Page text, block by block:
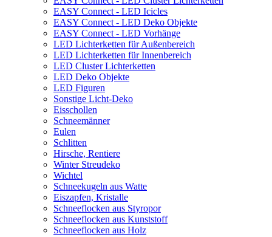
EASY Connect - LED Icicles
EASY Connect - LED Deko Objekte
EASY Connect - LED Vorhänge
LED Lichterketten für Außenbereich
LED Lichterketten für Innenbereich
LED Cluster Lichterketten
LED Deko Objekte
LED Figuren
Sonstige Licht-Deko
Eisschollen
Schneemänner
Eulen
Schlitten
Hirsche, Rentiere
Winter Streudeko
Wichtel
Schneekugeln aus Watte
Eiszapfen, Kristalle
Schneeflocken aus Styropor
Schneeflocken aus Kunststoff
Schneeflocken aus Holz